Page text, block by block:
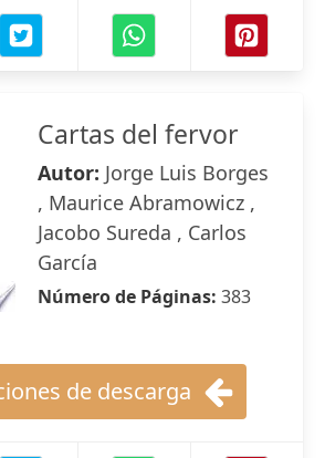
Cartas del fervor
Autor: Jorge Luis Borges
, Maurice Abramowicz ,
Jacobo Sureda , Carlos
García
Número de Páginas: 383
de descarga